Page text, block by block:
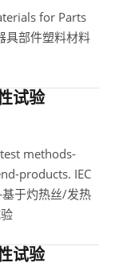
for Parts
具部件塑料材料
试验
methods-
products. IEC
于灼热丝/发热
试验